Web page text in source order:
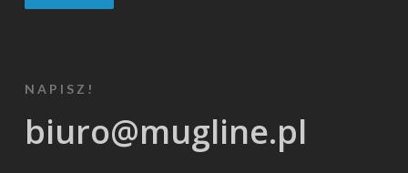
NAPISZ!
biuro@mugline.pl